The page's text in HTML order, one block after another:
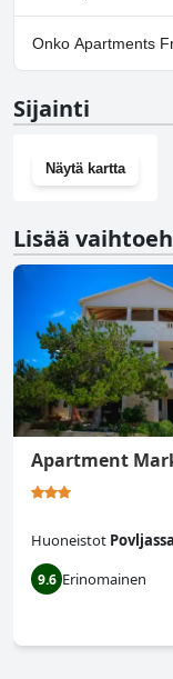
Kyllä, Apartments
Onko Apartments
Sijainti
Näytä kartta
Lisää
Apartment
Huoneistot Povljassa
9.6 Erinomainen